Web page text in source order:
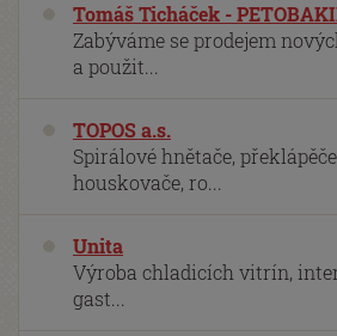
Tomáš Ticháček -
Zabýváme se prodejem
a použit...
TOPOS a.s.
Spirálové hnětače,
houskovače, ro...
Unita
Výroba chladicích vitrín,
gast...